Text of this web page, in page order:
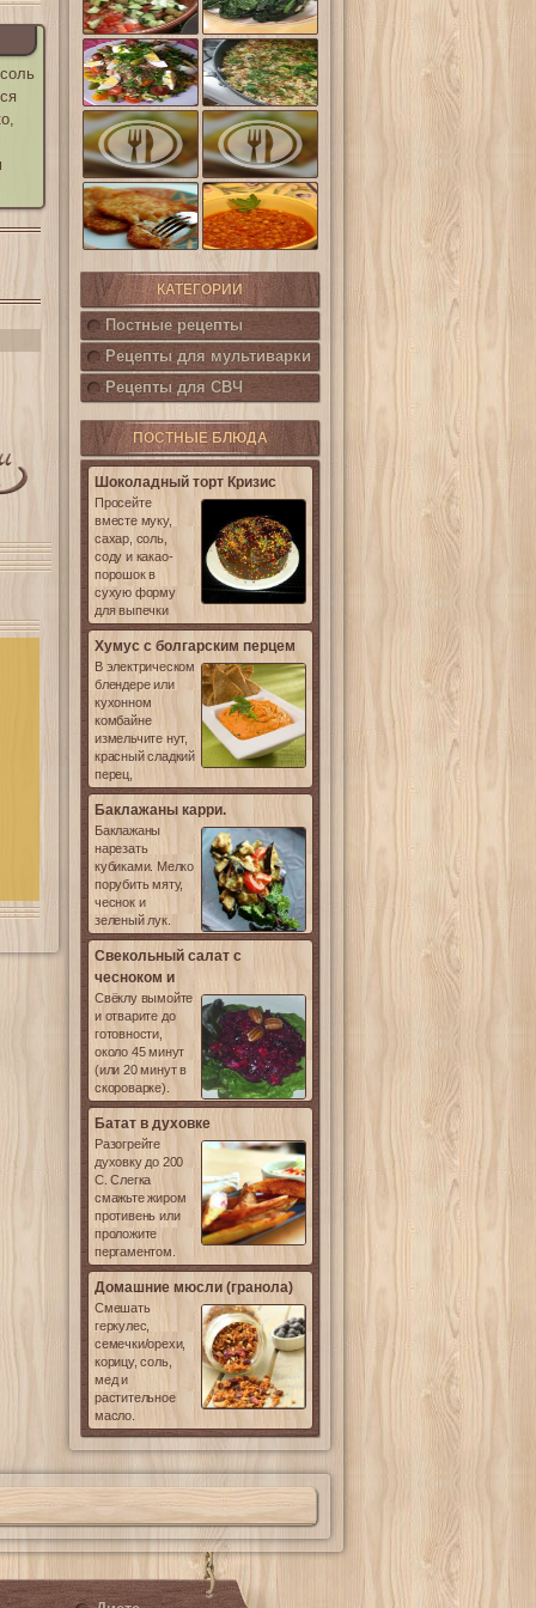
(Салат
Кампестре)
шпинат
Французский
салат Нисуаз
Ленивые
кабачки
Овощная
запеканка из
кабачков и
баклажанов
Салат из печени
трески с
каперсами
Картофельные
котлетки с
кукурузой
Горошница
КАТЕГОРИИ
Постные рецепты
Рецепты для мультиварки
Рецепты для СВЧ
ПОСТНЫЕ БЛЮДА
Шоколадный торт Кризис
Просейте
вместе муку,
сахар, соль,
соду и какао-
порошок в
сухую форму
для выпечки
Хумус с болгарским перцем
В электрическом
блендере или
кухонном
комбайне
измельчите нут,
красный сладкий
перец,
Баклажаны карри.
Баклажаны
нарезать
кубиками. Мелко
порубить мяту,
чеснок и
зеленый лук.
Свекольный салат с
чесноком и
Свёклу вымойте
и отварите до
готовности,
около 45 минут
(или 20 минут в
скороварке).
Батат в духовке
Разогрейте
духовку до 200
С. Слегка
смажьте жиром
противень или
проложите
пергаментом.
Домашние мюсли (гранола)
Смешать
геркулес,
семечки/орехи,
корицу, соль,
мед и
растительное
масло.